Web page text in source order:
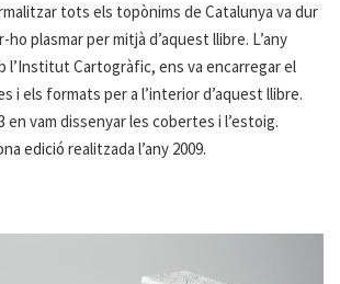
tots els topònims de Catalunya va dur
plasmar per mitjà d’aquest llibre. L’any
l’Institut Cartogràfic, ens va encarregar el
i els formats per a l’interior d’aquest llibre.
en vam dissenyar les cobertes i l’estoig.
edició realitzada l’any 2009.